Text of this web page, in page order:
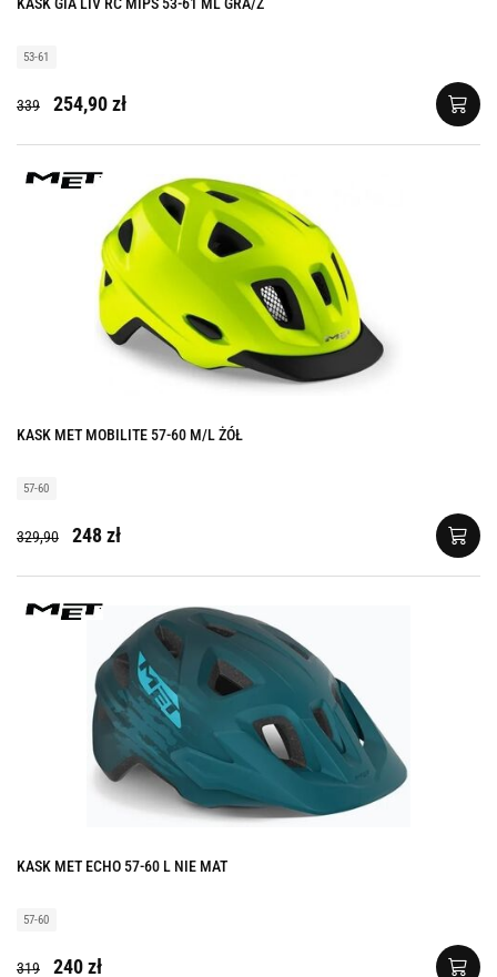
53-61
339 254,90 zł
KASK MET MOBILITE 57-60 M/L ŻÓŁ
57-60
329,90 248 zł
KASK MET ECHO 57-60 L NIE MAT
57-60
319 240 zł